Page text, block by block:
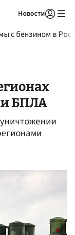
Новости
с бензином в
БПЛА